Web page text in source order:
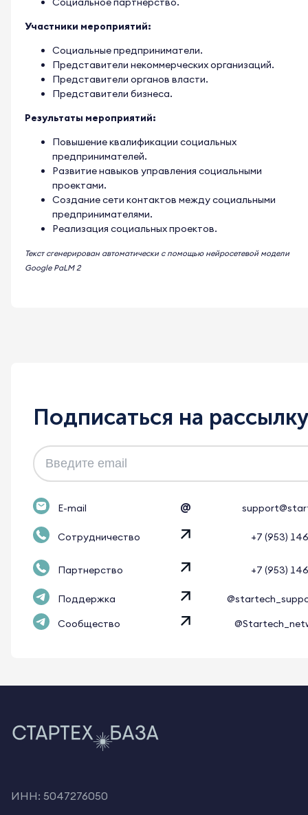
Участники мероприятий:
Социальные предприниматели.
Представители некоммерческих организаций.
Представители органов власти.
Представители бизнеса.
Результаты мероприятий:
Повышение квалификации социальных
предпринимателей.
Развитие навыков управления социальными
проектами.
Создание сети контактов между социальными
предпринимателями.
Реализация социальных проектов.
Текст сгенерирован автоматически с помощью нейросетевой модели
Google PaLM 2
Подписаться на рассылку
E-mail @
Сотрудничество +7 (953)
Партнерство +7 (953)
Поддержка
Сообщество
ИНН: 5047276050